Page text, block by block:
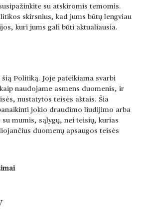
su atskiromis temomis.
skirsnius, kad jums būtų lengviau
kuri jums gali būti aktualiausia.
Politiką. Joje pateikiama svarbi
naudojame asmens duomenis, ir
nustatytos teisės aktais. Šia
jokio draudimo liudijimo arba
mumis, sąlygų, nei teisių, kurias
duomenų apsaugos teisės